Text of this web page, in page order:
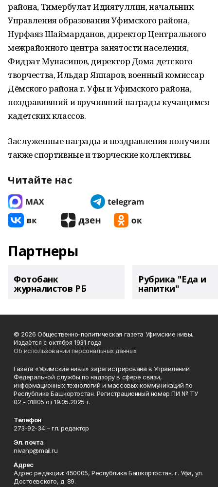
района, Тимербулат Идиятуллин, начальник
Управления образования Уфимского района,
Нурфаяз Шаймарданов, директор Центрального
межрайонного центра занятости населения,
Фидрат Мунасипов, директор Дома детского
творчества, Ильдар Яппаров, военный комиссар
Дёмского района г. Уфы и Уфимского района,
поздравивший и вручивший награды кучащимся
кадетских классов.
Заслуженные награды и поздравления получили
также спортивные и творческие коллективы.
Читайте нас
Партнеры
Фотобанк
журналистов РБ
Рубрика "Еда и
напитки"
© 2026 Общественно-политическая газета Уфимские нивы.
Издаётся с октября 1931 года
Об использовании персональных данных
Газета «Уфимские нивы» зарегистрирована в Управлении
Федеральной службы по надзору в сфере связи,
информационных технологий и массовых коммуникаций по
Республике Башкортостан. Регистрационный номер ПИ № ТУ
02 - 01805 от 19.05.2025 г.
Телефон
273-92-34 – гл. редактор
Эл. почта
nivanp@mail.ru
Адрес
Адрес редакции: 450005, Республика Башкортостан, г. Уфа, ул.
Достоевского, д. 89.